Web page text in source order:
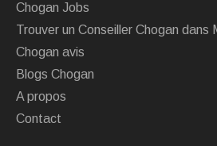
Chogan Jobs
Trouver un Conseiller Chogan dans
Chogan avis
Blogs Chogan
A propos
Contact